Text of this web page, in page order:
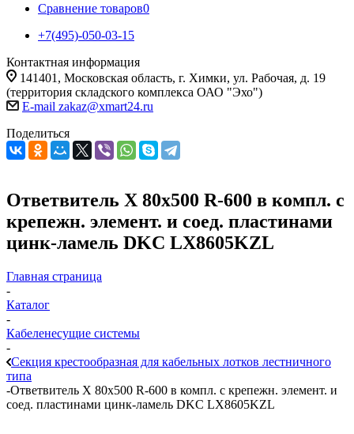
Сравнение товаров0
+7(495)-050-03-15
Контактная информация
141401, Московская область, г. Химки, ул. Рабочая, д. 19
(территория складского комплекса ОАО "Эхо")
E-mail zakaz@xmart24.ru
Поделиться
Ответвитель Х 80х500 R-600 в компл. с
крепежн. элемент. и соед. пластинами
цинк-ламель DKC LX8605KZL
Главная страница
-
Каталог
-
Кабеленесущие системы
-
Секция крестообразная для кабельных лотков лестничного
типа
-Ответвитель Х 80х500 R-600 в компл. с крепежн. элемент. и
соед. пластинами цинк-ламель DKC LX8605KZL